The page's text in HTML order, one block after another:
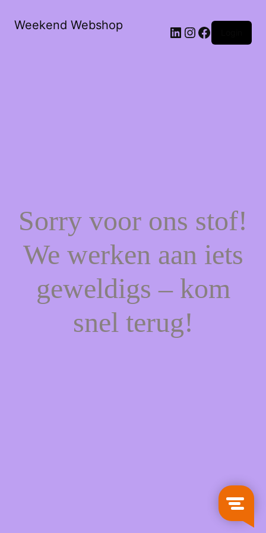
Weekend Webshop LinkedIn
Instagram
Facebook
Sorry voor ons stof!
We werken aan iets
geweldigs – kom
snel terug!